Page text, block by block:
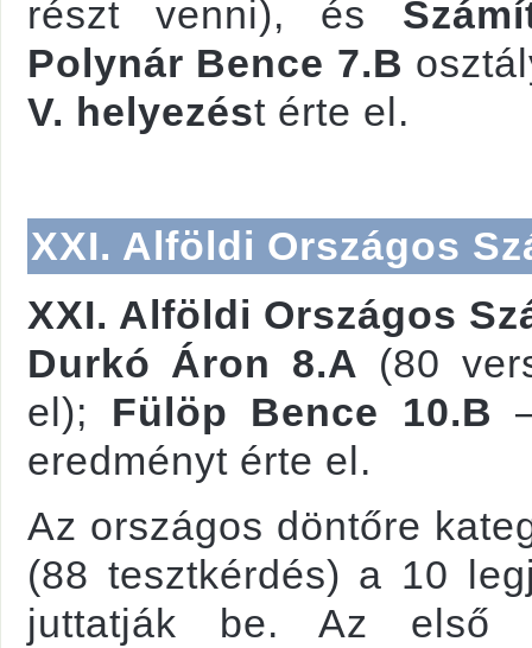
részt venni), és
Polynár Bence 7.B
V. helyezést érte el.
XXI. Alföldi Országos
XXI. Alföldi Országos
Durkó Áron 8.A (80
el); Fülöp Bence 10.B
eredményt érte el.
Az országos döntőre
(88 tesztkérdés) a 10
juttatják be. Az első